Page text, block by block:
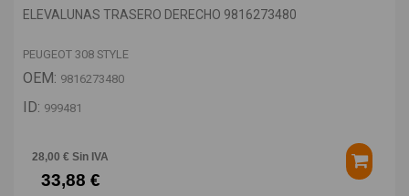
ELEVALUNAS TRASERO DERECHO 9816273480
PEUGEOT 308 STYLE
OEM: 9816273480
ID: 999481
28,00 € Sin IVA
33,88 €